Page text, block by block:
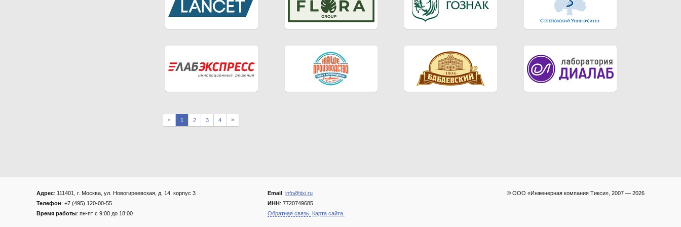
« 1 2 3 4 »
Адрес: 111401, г. Москва, ул. Новогиреевская, д. 14, корпус 3
Телефон: +7 (495) 120-00-55
Время работы: пн-пт с 9:00 до 18:00
Email: info@tixi.ru
ИНН: 7720749685
Обратная связь. Карта сайта.
© ООО «Инженерная компания Тикси», 2007 — 2026